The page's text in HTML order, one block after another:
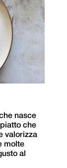
nasce
che
valorizza
molte
al